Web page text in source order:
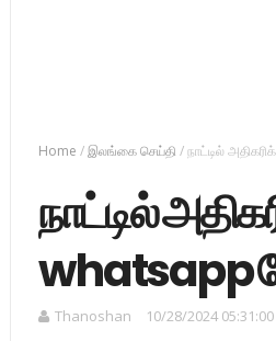
Home /இலங்கை செய்தி /நாட்டில்
நாட்டில்
whatsapp
Thanoshan 10/28/2024